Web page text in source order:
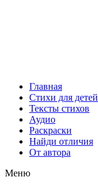
Главная
Стихи для детей
Тексты стихов
Аудио
Раскраски
Найди отличия
От автора
Меню